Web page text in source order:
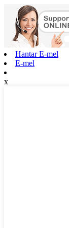
Hantar E-mel
E-mel
x